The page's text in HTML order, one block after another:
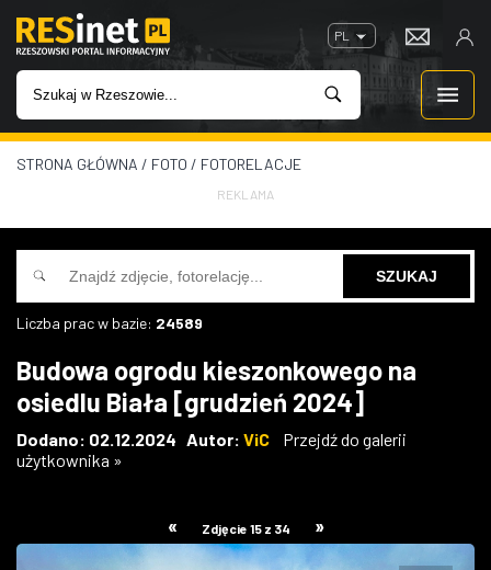
PL
WIADOMOŚCI
INWESTYCJE
IMPREZY
W KINACH
GASTRONOMIA
STRONA GŁÓWNA / FOTO / FOTORELACJE
REKLAMA
Liczba prac w bazie: 24589
Budowa ogrodu kieszonkowego na
osiedlu Biała [grudzień 2024]
Dodano: 02.12.2024 Autor: ViC
Przejdź do galerii
użytkownika »
« Zdjęcie 15 z 34 »